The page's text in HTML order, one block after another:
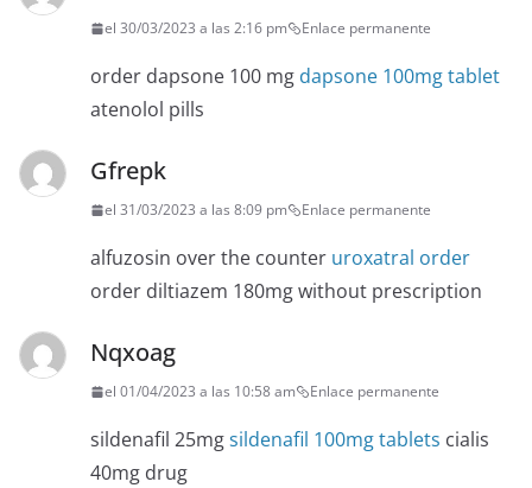
el 30/03/2023 a las 2:16 pm Enlace permanente
order dapsone 100 mg dapsone 100mg tablet
atenolol pills
Gfrepk
el 31/03/2023 a las 8:09 pm Enlace permanente
alfuzosin over the counter uroxatral order
order diltiazem 180mg without prescription
Nqxoag
el 01/04/2023 a las 10:58 am Enlace permanente
sildenafil 25mgsildenafil 100mg tablets cialis
40mg drug